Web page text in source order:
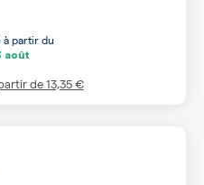
à partir du
août
de13,35 €